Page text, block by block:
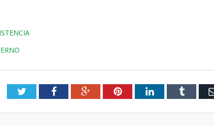
TwitterFacebookGoogle+PinterestLinkedInTumblr